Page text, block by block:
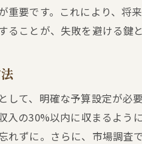
重要です。これにより、将
ることが、失敗を避ける鍵と
して、明確な予算設定が必
入の30%以内に収まるよう
れずに。さらに、市場調査